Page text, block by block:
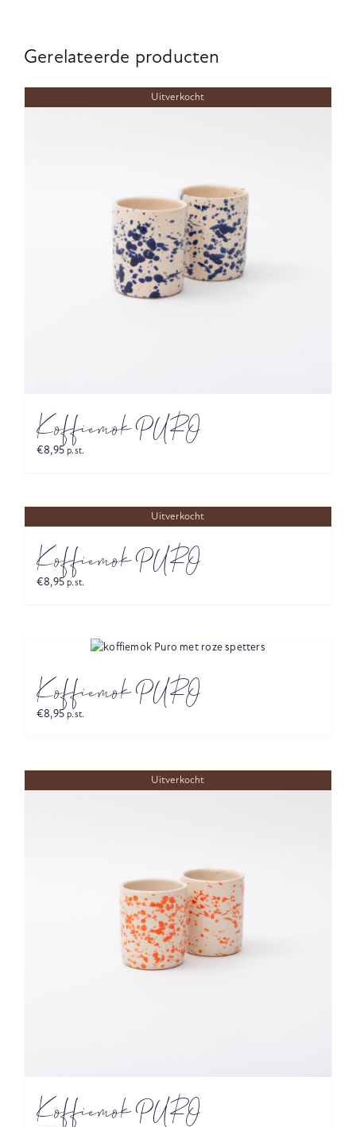
Gerelateerde producten
Uitverkocht
Koffiemok PURO
€8,95 p.st.
Uitverkocht
Koffiemok PURO
€8,95 p.st.
Koffiemok PURO
€8,95 p.st.
Uitverkocht
Koffiemok PURO